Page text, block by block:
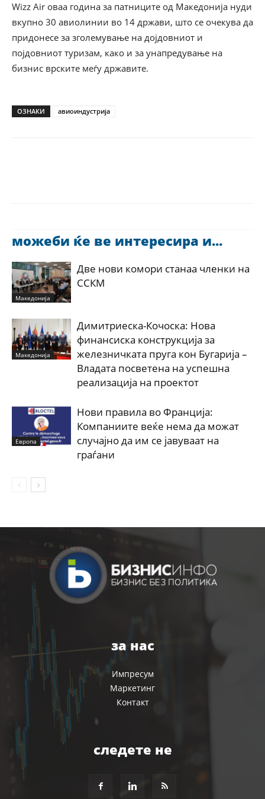
Wizz Air оваа година за патниците од Македонија нуди
вкупно 30 авиолинии во 14 држави, што се очекува да
придонесе за зголемување на дојдовниот и
појдовниот туризам, како и за унапредување на
бизнис врските меѓу државите.
ОЗНАКИ авиоиндустрија
можеби ќе ве интересира и...
Македонија
Две нови комори станаа членки на
ССКМ
Македонија
Димитриеска-Кочоска: Нова
финансиска конструкција за
железничката пруга кон Бугарија –
Владата посветена на успешна
реализација на проектот
Европа
Нови правила во Франција:
Компаниите веќе нема да можат
случајно да им се јавуваат на
граѓани
за нас
Импресум
Маркетинг
Контакт
следете не